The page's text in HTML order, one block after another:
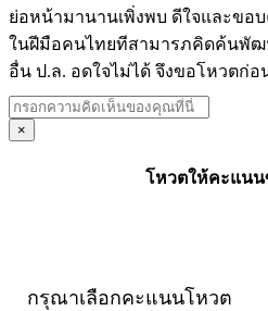
ย่อหน้ามานานเพิ่งพบ ดีใจและขอ
ในฝีมือคนไทยทีสามารภคิดค้นพัฒ
อื่น ป.ล. อดใจไม่ได้ จึงขอโหวตก่อ
×
โหวตให้คะแน
กรุณาเลือกคะแนนโหวต